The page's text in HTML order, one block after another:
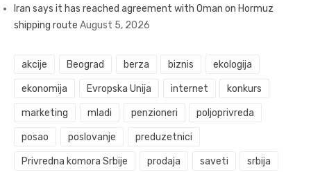
Iran says it has reached agreement with Oman on Hormuz
shipping route August 5, 2026
akcije Beograd berza biznis ekologija
ekonomija Evropska Unija internet konkurs
marketing mladi penzioneri poljoprivreda
posao poslovanje preduzetnici
Privredna komora Srbije prodaja saveti srbija